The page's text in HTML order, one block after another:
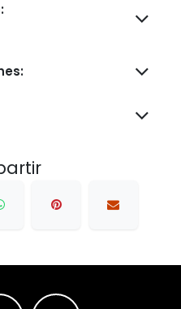
entrega: